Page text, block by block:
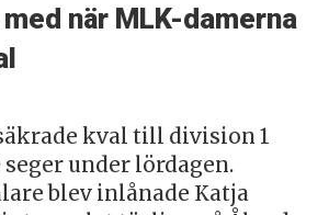
när MLK-damerna
kval till division 1
under lördagen.
blev inlånade Katja